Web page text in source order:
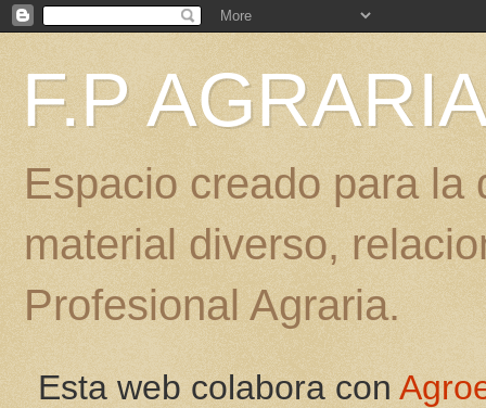
F.P
Espacio creado para
material diverso,
Profesional Agraria.
Esta web colabora con